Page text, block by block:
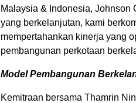
Malaysia & Indonesia, Johnson
yang berkelanjutan, kami
mempertahankan kinerja yang
pembangunan perkotaan
Model Pembangunan
Kemitraan bersama Thamrin